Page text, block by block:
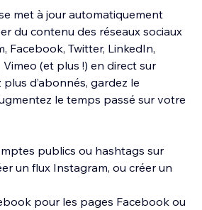
met à jour automatiquement
du contenu des réseaux sociaux
Facebook, Twitter, LinkedIn,
Vimeo (et plus !) en direct sur
d’abonnés, gardez le
le temps passé sur votre
publics ou hashtags sur
un flux Instagram, ou créer un
pour les pages Facebook ou